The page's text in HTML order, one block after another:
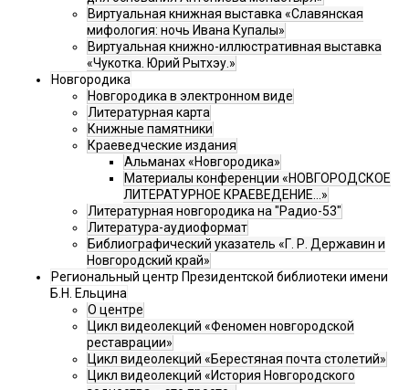
Виртуальная книжная выставка «Славянская
мифология: ночь Ивана Купалы»
Виртуальная книжно-иллюстративная выставка
«Чукотка. Юрий Рытхэу.»
Новгородика
Новгородика в электронном виде
Литературная карта
Книжные памятники
Краеведческие издания
Альманах «Новгородика»
Материалы конференции «НОВГОРОДСКОЕ
ЛИТЕРАТУРНОЕ КРАЕВЕДЕНИЕ...»
Литературная новгородика на "Радио-53"
Литература-аудиоформат
Библиографический указатель «Г. Р. Державин и
Новгородский край»
Региональный центр Президентской библиотеки имени
Б.Н. Ельцина
О центре
Цикл видеолекций «Феномен новгородской
реставрации»
Цикл видеолекций «Берестяная почта столетий»
Цикл видеолекций «История Новгородского